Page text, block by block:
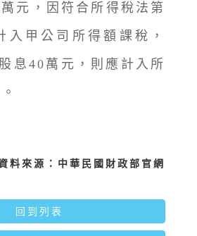
元，因符合所得稅法第
入甲公司所得額課稅，
息40萬元，則應計入所
料來源：中華民國財政部官網
回到列表